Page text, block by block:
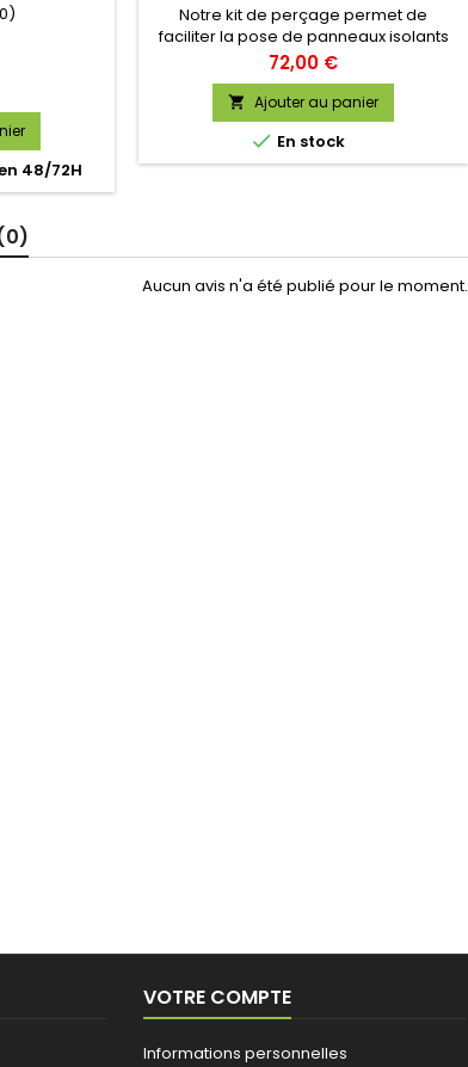
48/72H
Notre kit de perçage permet de
faciliter la pose de panneaux isolants
en plafonds ou en rampants , fixés par
des suspentes PEM .
Prix
72,00 €
 Ajouter au panier
 En stock
Aucun avis n'a été publié pour le moment.
VOTRE COMPTE
Informations personnelles